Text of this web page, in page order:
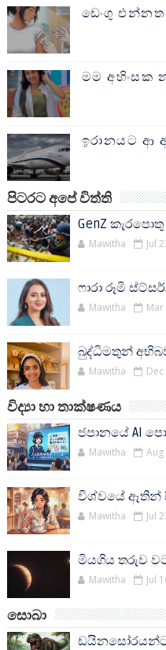
ඩෙංගු එන්නත
මම අහිංසක
ඉරානයට ආ
පිටරට අපේ විත්ති
GenZ
Mawitha Jul
ෆාරා රූමි
Mawitha Mar
බුද්ධිමතුන්
Mawitha
විද්‍යා හා තාක්ෂණය
ජපානයේ AI
Mawitha Aug
විශ්වයේ ඈතින්
Mawitha Jul
මියගිය තරුව
Mawitha Jul
සොබා